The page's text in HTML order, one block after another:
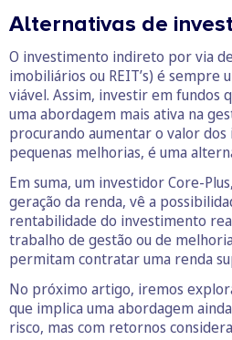
Alternativas de
O investimento indireto por via
imobiliários ou REIT’s) é sempre
viável. Assim, investir em fundos
uma abordagem mais ativa na
procurando aumentar o valor dos
pequenas melhorias, é uma
Em suma, um investidor Core-
geração da renda, vê a
rentabilidade do investimento
trabalho de gestão ou de
permitam contratar uma renda
No próximo artigo, iremos
que implica uma abordagem
risco, mas com retornos